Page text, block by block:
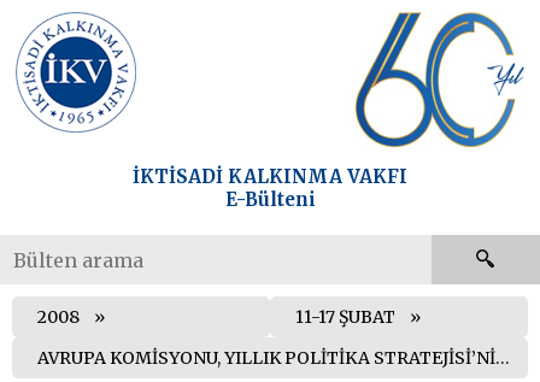
İKTİSADİ KALKINMA VAKFI
E-Bülteni
2008
11-17 ŞUBAT
AVRUPA KOMİSYONU, YILLIK POLİTİKA STRATEJİSİ’Nİ AÇIKLADI